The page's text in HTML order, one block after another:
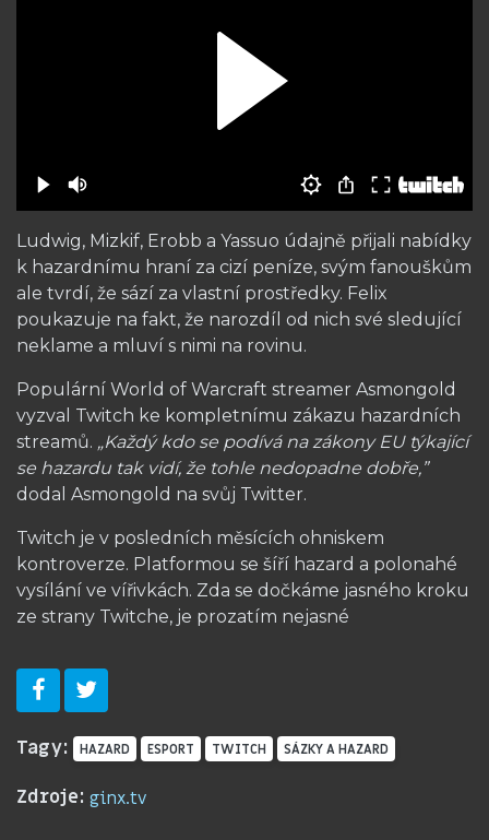
Ludwig, Mizkif, Erobb a Yassuo údajně přijali nabídky
k hazardnímu hraní za cizí peníze, svým fanouškům
ale tvrdí, že sází za vlastní prostředky. Felix
poukazuje na fakt, že narozdíl od nich své sledující
neklame a mluví s nimi na rovinu.
Populární World of Warcraft streamer Asmongold
vyzval Twitch ke kompletnímu zákazu hazardních
streamů. „Každý kdo se podívá na zákony EU týkající
se hazardu tak vidí, že tohle nedopadne dobře,”
dodal Asmongold na svůj Twitter.
Twitch je v posledních měsících ohniskem
kontroverze. Platformou se šíří hazard a polonahé
vysílání ve vířivkách. Zda se dočkáme jasného kroku
ze strany Twitche, je prozatím nejasné
Tagy: HAZARD ESPORT TWITCH SÁZKY A HAZARD
Zdroje: ginx.tv